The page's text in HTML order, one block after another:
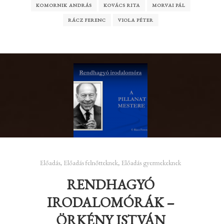
KOMORNIK ANDRÁS KOVÁCS RITA MORVAI PÁL
RÁCZ FERENC VIOLA PÉTER
Előadás, Előadás felnőtteknek, Előadás gyermekeknek
RENDHAGYÓ
IRODALOMÓRÁK –
ÖRKÉNY ISTVÁN